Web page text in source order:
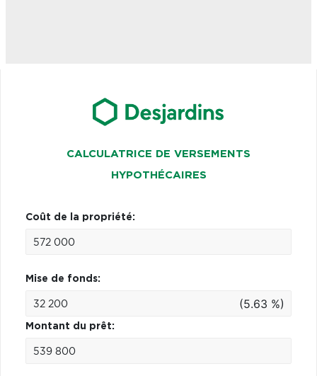
CALCULATRICE DE VERSEMENTS
HYPOTHÉCAIRES
Coût de la propriété:
Mise de fonds:
(5.63 %)
Montant du prêt: